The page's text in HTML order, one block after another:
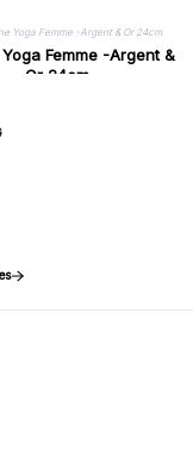
Femme -Argent &
Or 24cm